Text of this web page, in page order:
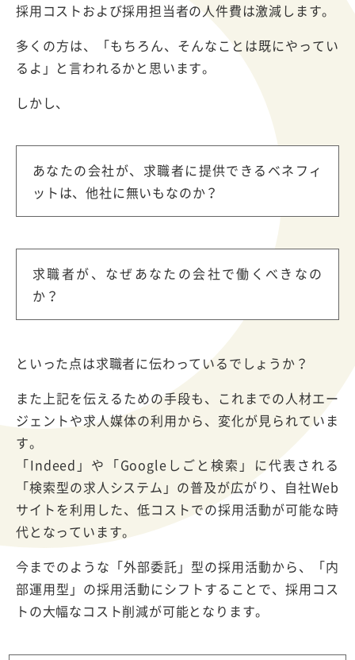
採用コストおよび採用担当者の人件費は激減します。
多くの方は、「もちろん、そんなことは既にやってい
るよ」と言われるかと思います。
しかし、
あなたの会社が、求職者に提供できるベネフィ
ットは、他社に無いもなのか？
求職者が、なぜあなたの会社で働くべきなの
か？
といった点は求職者に伝わっているでしょうか？
また上記を伝えるための手段も、これまでの人材エー
ジェントや求人媒体の利用から、変化が見られていま
す。
「Indeed」や「Googleしごと検索」に代表される
「検索型の求人システム」の普及が広がり、自社Web
サイトを利用した、低コストでの採用活動が可能な時
代となっています。
今までのような「外部委託」型の採用活動から、「内
部運用型」の採用活動にシフトすることで、採用コス
トの大幅なコスト削減が可能となります。